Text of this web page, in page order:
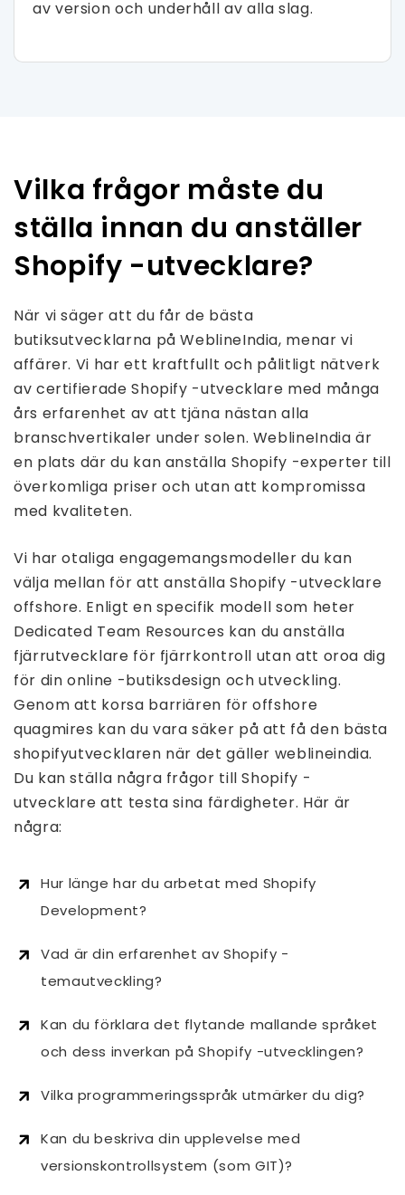
av version och underhåll av alla slag.
Vilka frågor måste du
ställa innan du anställer
Shopify -utvecklare?
När vi säger att du får de bästa
butiksutvecklarna på WeblineIndia, menar vi
affärer. Vi har ett kraftfullt och pålitligt nätverk
av certifierade Shopify -utvecklare med många
års erfarenhet av att tjäna nästan alla
branschvertikaler under solen. WeblineIndia är
en plats där du kan anställa Shopify -experter till
överkomliga priser och utan att kompromissa
med kvaliteten.
Vi har otaliga engagemangsmodeller du kan
välja mellan för att anställa Shopify -utvecklare
offshore. Enligt en specifik modell som heter
Dedicated Team Resources kan du anställa
fjärrutvecklare för fjärrkontroll utan att oroa dig
för din online -butiksdesign och utveckling.
Genom att korsa barriären för offshore
quagmires kan du vara säker på att få den bästa
shopifyutvecklaren när det gäller weblineindia.
Du kan ställa några frågor till Shopify -
utvecklare att testa sina färdigheter. Här är
några:
Hur länge har du arbetat med Shopify
Development?
Vad är din erfarenhet av Shopify -
temautveckling?
Kan du förklara det flytande mallande språket
och dess inverkan på Shopify -utvecklingen?
Vilka programmeringsspråk utmärker du dig?
Kan du beskriva din upplevelse med
versionskontrollsystem (som GIT)?